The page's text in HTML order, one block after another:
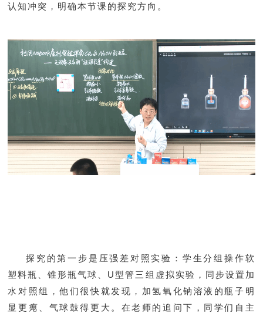
认知冲突，明确本节课的探究方向。
探究的第一步是压强差对照实验：学生分组操作软
塑料瓶、锥形瓶气球、U型管三组虚拟实验，同步设置加
水对照组，他们很快就发现，加氢氧化钠溶液的瓶子明
显更瘪、气球鼓得更大。在老师的追问下，同学们自主